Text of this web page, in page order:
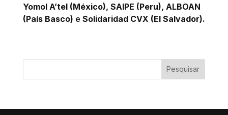
Yomol A’tel (México), SAIPE (Peru), ALBOAN
(País Basco) e Solidaridad CVX (El Salvador).
Pesquisar